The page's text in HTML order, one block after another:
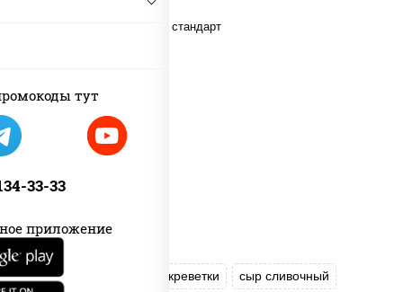
тут
33-33
приложение
рис креветки сыр сливочный